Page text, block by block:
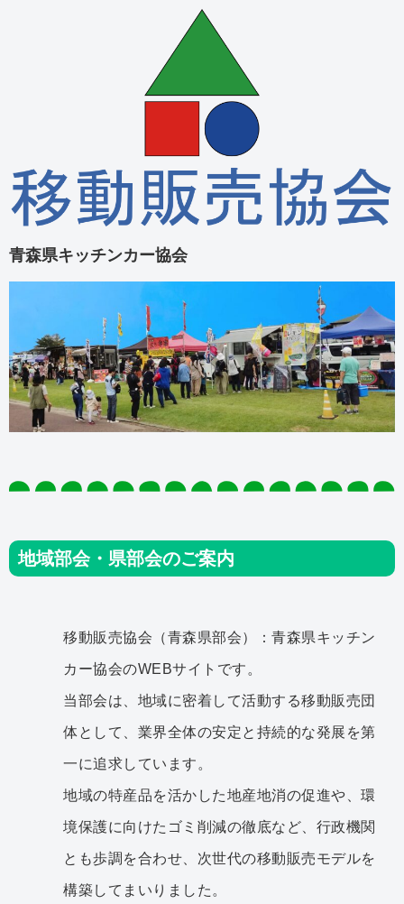
青森県キッチンカー協会
地域部会・県部会のご案内
移動販売協会（青森県部会）：青森県キッチン
カー協会のWEBサイトです。
当部会は、地域に密着して活動する移動販売団
体として、業界全体の安定と持続的な発展を第
一に追求しています。
地域の特産品を活かした地産地消の促進や、環
境保護に向けたゴミ削減の徹底など、行政機関
とも歩調を合わせ、次世代の移動販売モデルを
構築してまいりました。